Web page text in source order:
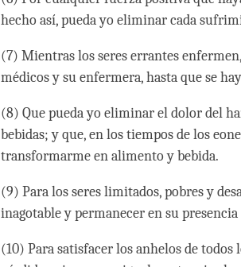
hecho así, pueda yo eliminar cada
(7) Mientras los seres errantes
médicos y su enfermera, hasta que se
(8) Que pueda yo eliminar el dolor del
bebidas; y que, en los tiempos de los
transformarme en alimento y bebida.
(9) Para los seres limitados, pobres y
inagotable y permanecer en su
(10) Para satisfacer los anhelos de